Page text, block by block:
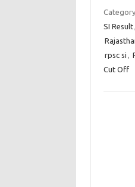
SI Result,
rpsc si ,
Cut Off